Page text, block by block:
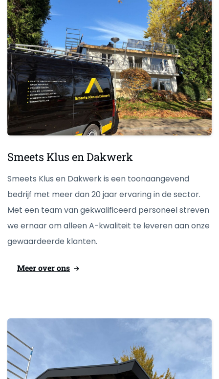
Smeets Klus en Dakwerk
Smeets Klus en Dakwerk is een toonaangevend
bedrijf met meer dan 20 jaar ervaring in de sector.
Met een team van gekwalificeerd personeel streven
we ernaar om alleen A-kwaliteit te leveren aan onze
gewaardeerde klanten.
Meer over ons